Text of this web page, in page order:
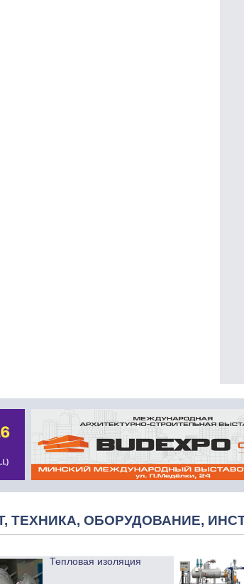
ТЕХНИКА, ОБОРУДОВАНИЕ,
Тепловая изоляция